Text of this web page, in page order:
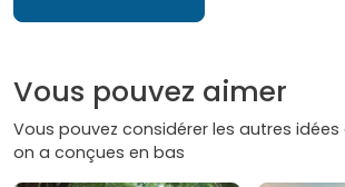
Vous pouvez aimer
Vous pouvez considérer les autres
on a conçues en bas